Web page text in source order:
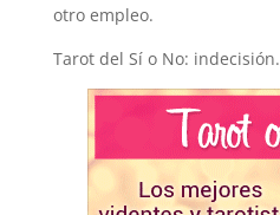
otro empleo.
Tarot del Sí o No: indecisión.